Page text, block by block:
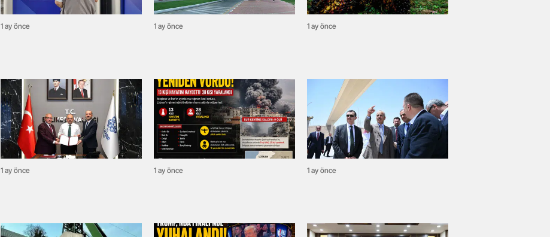
1 ay önce 1 ay önce 1 ay önce
1 ay önce 1 ay önce 1 ay önce